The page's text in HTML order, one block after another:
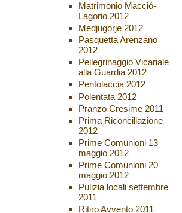
Matrimonio Macció-
Lagorio 2012
Medjugorje 2012
Pasquetta Arenzano
2012
Pellegrinaggio Vicariale
alla Guardia 2012
Pentolaccia 2012
Polentata 2012
Pranzo Cresime 2011
Prima Riconciliazione
2012
Prime Comunioni 13
maggio 2012
Prime Comunioni 20
maggio 2012
Pulizia locali settembre
2011
Ritiro Avvento 2011